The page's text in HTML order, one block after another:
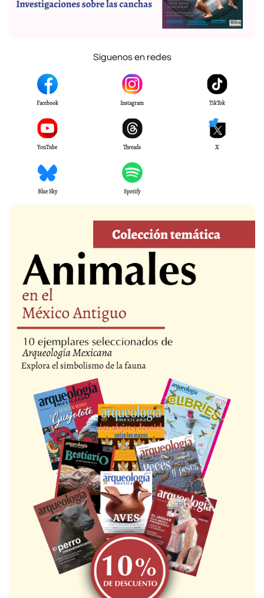
Síguenos en redes
Facebook Instagram TikTok
YouTube Threads X
Blue Sky Spotify